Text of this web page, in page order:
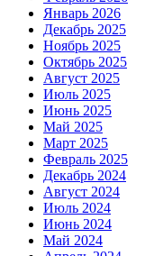
Январь 2026
Декабрь 2025
Ноябрь 2025
Октябрь 2025
Август 2025
Июль 2025
Июнь 2025
Май 2025
Март 2025
Февраль 2025
Декабрь 2024
Август 2024
Июль 2024
Июнь 2024
Май 2024